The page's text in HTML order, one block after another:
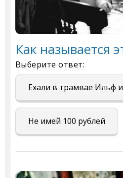
Как называется
Выберите ответ:
Ехали в трамвае Ильф
Не имей 100 рублей